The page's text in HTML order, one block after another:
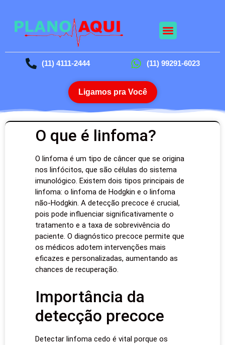
(11) 4111-2444 (11) 99291-6023
Ligamos pra Você
O que é linfoma?
O linfoma é um tipo de câncer que se origina
nos linfócitos, que são células do sistema
imunológico. Existem dois tipos principais de
linfoma: o linfoma de Hodgkin e o linfoma
não-Hodgkin. A detecção precoce é crucial,
pois pode influenciar significativamente o
tratamento e a taxa de sobrevivência do
paciente. O diagnóstico precoce permite que
os médicos adotem intervenções mais
eficazes e personalizadas, aumentando as
chances de recuperação.
Importância da
detecção precoce
Detectar linfoma cedo é vital porque os